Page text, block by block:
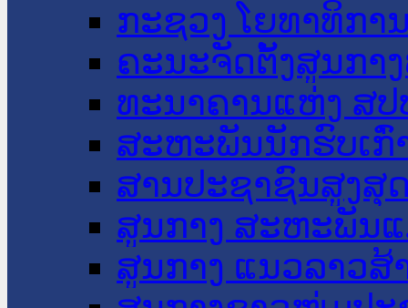
ກະຊວງ ໂຍທາທິກາ
ຄະນະຈັດຕັ້ງສູນກາ
ທະນາຄານແຫ່ງ ສປ
ສະຫະພັນນັກຮົບເກົ່
ສານປະຊາຊົນສູງສຸ
ສູນກາງ ສະຫະພັນ
ສູນກາງ ແນວລາວສ້